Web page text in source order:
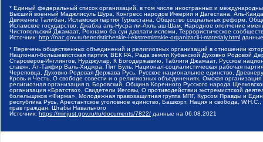
* Единый федеральный список организаций, в том числе иностранных и
Высший военный Маджлисуль Шура, Конгресс народов Ичкерии и Дагестана, Аль-
Движение Талибан, Исламская партия Туркестана, Общество социальных реформ,
Исламское государство, Джабха аль-Нусра ли-Ахль аш-Шам, Народное ополчение
Чистопольский Джамаат, Рохнамо ба суи давлати исломи, Террористическое
Источник: http://nac.gov.ru/terroristicheskie-i-ekstremistskie-organizacii-i-materialy.html
* Перечень общественных объединений и религиозных организаций в отношении
Национал-большевистская партия, ВЕК РА, Рада земли Кубанской Духовно Родовой
Староверов-Инглингов, Нурджулар, К Богодержавию, Таблиги Джамаат, Русское
славян, Ат-Такфир Валь-Хиджра, Пит Буль, Национал-социалистическая рабочая
Череповца, Духовно-Родовая Держава Русь, Русское национальное единство,
Кровь и Честь, О свободе совести и о религиозных объединениях, Омская
религиозная организация п. Боровский, Община Коренного Русского народа
организация «Братство», Свидетели Иеговы, О противодействии экстремистской
болельщиков «Фирма», Молодежная правозащитная группа МПГ, Курсом Правды и
республика Русь, Арестантское уголовное единство, Башкорт, Нация и свобода,
прав граждан, Штабы Навального
Источник: https://minjust.gov.ru/ru/documents/7822/ данные на 06.08.2021